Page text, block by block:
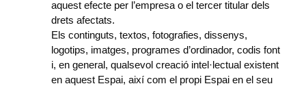
aquest efecte per l’empresa o el tercer titular dels
drets afectats.
Els continguts, textos, fotografies, dissenys,
logotips, imatges, programes d’ordinador, codis font
i, en general, qualsevol creació intel·lectual existent
en aquest Espai, així com el propi Espai en el seu